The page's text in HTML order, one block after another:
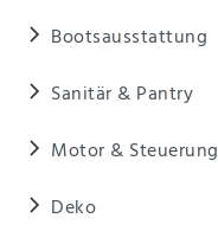
Bootsausstattung
Sanitär & Pantry
Motor & Steuerung
Deko